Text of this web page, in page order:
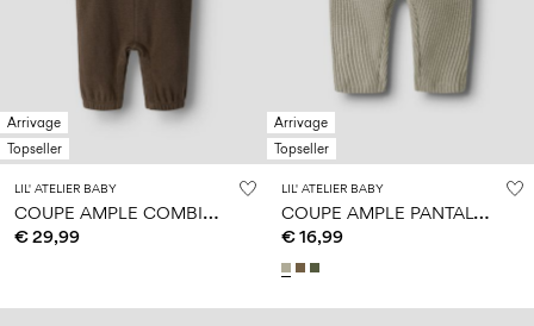
Arrivage
Topseller
LIL' ATELIER BABY
C
OUPE AMPLE COMBINAISON
€ 29,99
Arrivage
Topseller
LIL' ATELIER BABY
C
OUPE AMPLE PANTALON
€ 16,99